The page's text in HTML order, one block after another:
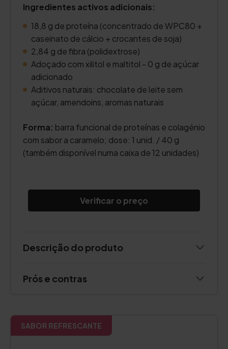
Ingredientes activos adicionais:
18,8 g de proteína (concentrado de WPC80 +
caseinato de cálcio + crocantes de soja)
2,84 g de fibra (polidextrose)
Adoçado com xilitol e maltitol - 0 g de açúcar
adicionado
Aditivos naturais: chocolate de leite sem
açúcar, amendoins, aromas naturais
Forma: barra funcional de proteínas e colagénio
com sabor a caramelo; dose: 1 unid. / 40 g
(também disponível numa caixa de 12 unidades)
Verificar o preço
Descrição do produto
Prós e contras
SABOR REFRESCANTE